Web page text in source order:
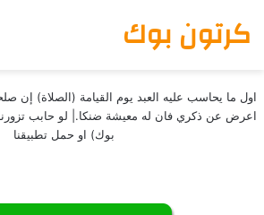
كرتون بوك
اول ما يحاسب عليه العبد يوم القيامة (الصلاة)
اعرض عن ذكري فان له معيشة ضنكا.| لو حابب
بوك) او حمل تطبيقنا